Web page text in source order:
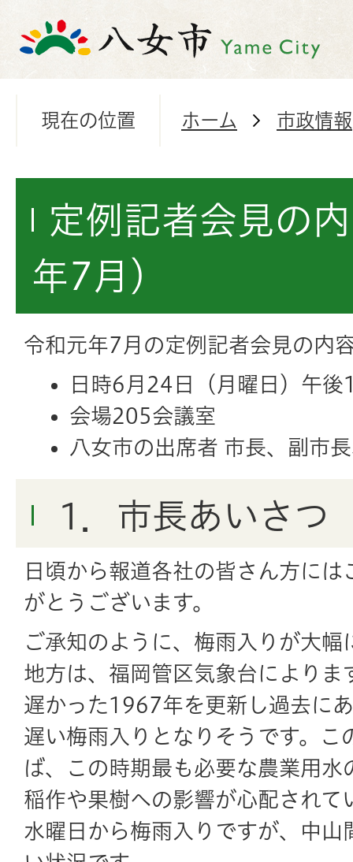
現在の位置 ホーム 市政情報
定例記者会見の
年7月）
令和元年7月の定例記者会見の内
日時6月24日（月曜日）午
会場205会議室
八女市の出席者 市長、副市
1．市長あいさつ
日頃から報道各社の皆さん方に
がとうございます。
ご承知のように、梅雨入りが大幅
地方は、福岡管区気象台によりま
遅かった1967年を更新し過去に
遅い梅雨入りとなりそうです。こ
ば、この時期最も必要な農業用水
稲作や果樹への影響が心配されて
水曜日から梅雨入りですが、中山